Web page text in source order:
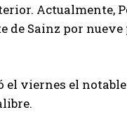
Actualmente,
de Sainz por
el viernes el